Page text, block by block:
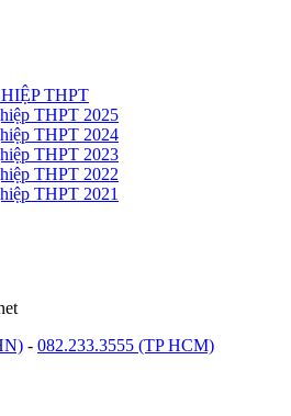
THPT
THPT 2025
THPT 2024
THPT 2023
THPT 2022
THPT 2021
- 082.233.3555 (TP HCM)